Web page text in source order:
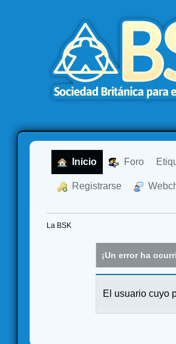
Inicio Foro
Registrarse
La BSK
¡Un error ha
El usuario cuyo